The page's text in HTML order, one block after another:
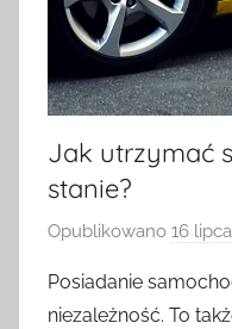
Jak utrzymać
stanie?
Opublikowano 16
Posiadanie
niezależność. To